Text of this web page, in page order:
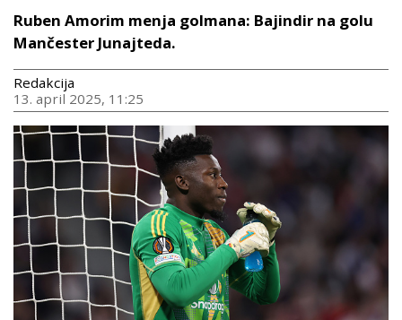
Ruben Amorim menja golmana: Bajindir na golu
Mančester Junajteda.
Redakcija
13. april 2025, 11:25